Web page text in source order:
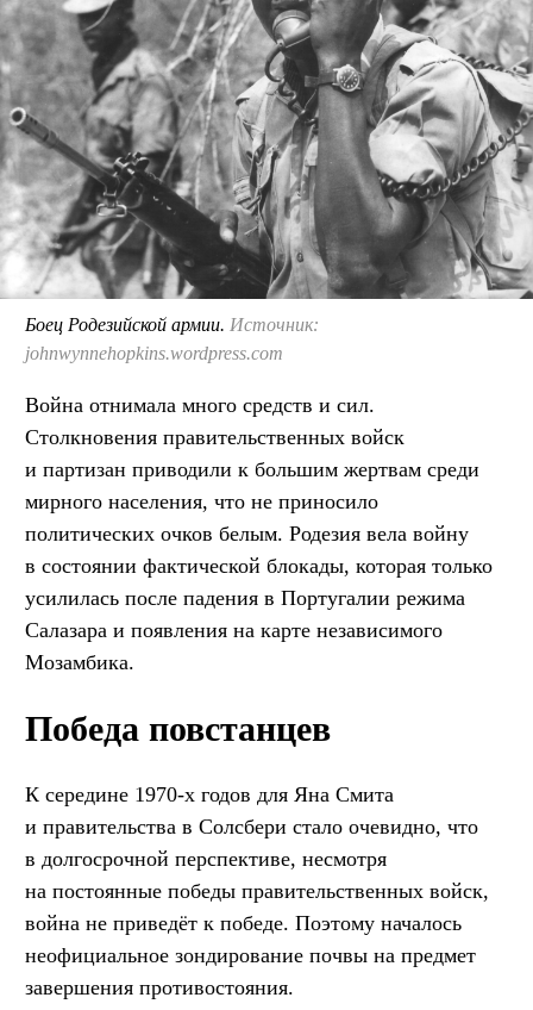
Боец Родезийской армии. Источник:
johnwynnehopkins.wordpress.com
Война отнимала много средств и сил.
Столкновения правительственных войск
и партизан приводили к большим жертвам среди
мирного населения, что не приносило
политических очков белым. Родезия вела войну
в состоянии фактической блокады, которая только
усилилась после падения в Португалии режима
Салазара и появления на карте независимого
Мозамбика.
Победа повстанцев
К середине 1970-х годов для Яна Смита
и правительства в Солсбери стало очевидно, что
в долгосрочной перспективе, несмотря
на постоянные победы правительственных войск,
война не приведёт к победе. Поэтому началось
неофициальное зондирование почвы на предмет
завершения противостояния.